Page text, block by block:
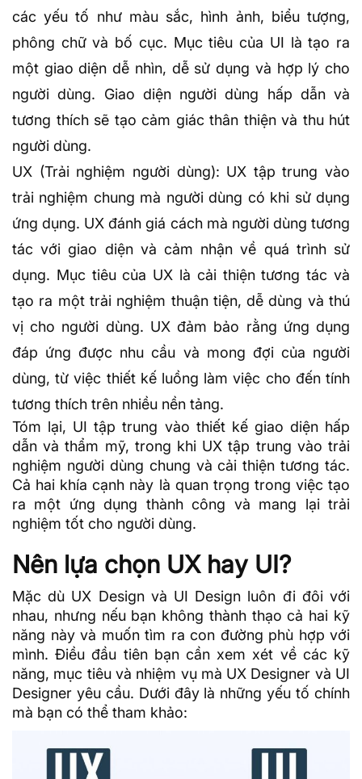
các yếu tố như màu sắc, hình ảnh, biểu tượng,
phông chữ và bố cục. Mục tiêu của UI là tạo ra
một giao diện dễ nhìn, dễ sử dụng và hợp lý cho
người dùng. Giao diện người dùng hấp dẫn và
tương thích sẽ tạo cảm giác thân thiện và thu hút
người dùng.
UX (Trải nghiệm người dùng): UX tập trung vào
trải nghiệm chung mà người dùng có khi sử dụng
ứng dụng. UX đánh giá cách mà người dùng tương
tác với giao diện và cảm nhận về quá trình sử
dụng. Mục tiêu của UX là cải thiện tương tác và
tạo ra một trải nghiệm thuận tiện, dễ dùng và thú
vị cho người dùng. UX đảm bảo rằng ứng dụng
đáp ứng được nhu cầu và mong đợi của người
dùng, từ việc thiết kế luồng làm việc cho đến tính
tương thích trên nhiều nền tảng.
Tóm lại, UI tập trung vào thiết kế giao diện hấp
dẫn và thẩm mỹ, trong khi UX tập trung vào trải
nghiệm người dùng chung và cải thiện tương tác.
Cả hai khía cạnh này là quan trọng trong việc tạo
ra một ứng dụng thành công và mang lại trải
nghiệm tốt cho người dùng.
Nên lựa chọn UX hay UI?
Mặc dù UX Design và UI Design luôn đi đôi với
nhau, nhưng nếu bạn không thành thạo cả hai kỹ
năng này và muốn tìm ra con đường phù hợp với
mình. Điều đầu tiên bạn cần xem xét về các kỹ
năng, mục tiêu và nhiệm vụ mà UX Designer và UI
Designer yêu cầu. Dưới đây là những yếu tố chính
mà bạn có thể tham khảo: